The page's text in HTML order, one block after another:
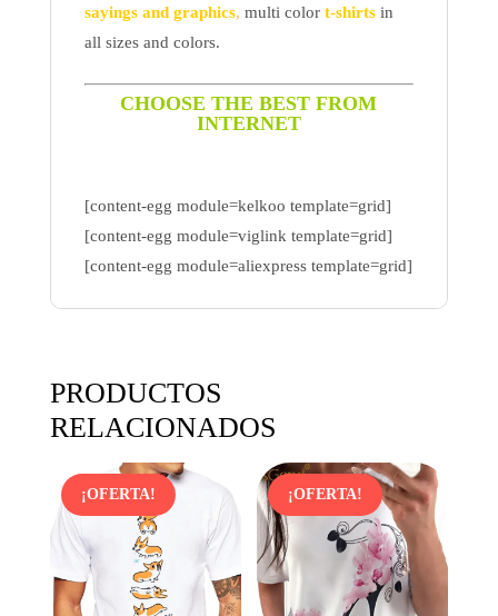
sayings and graphics, multi color t-shirtsin
all sizes and colors.
CHOOSE THE BEST FROM
INTERNET
[content-egg module=kelkoo template=grid]
[content-egg module=viglink template=grid]
[content-egg module=aliexpress template=grid]
PRODUCTOS
RELACIONADOS
¡OFERTA! ¡OFERTA!